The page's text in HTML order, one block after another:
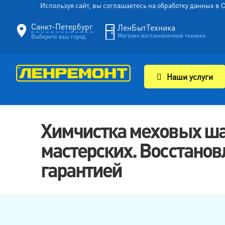
Используя сайт, вы соглашаетесь на обработку данных
Санкт-Петербург
Выберите ваш город
ЛенБытТехника
Магазин востановленной техники
Наши услуги
Химчистка меховых
мастерских.
гарантией